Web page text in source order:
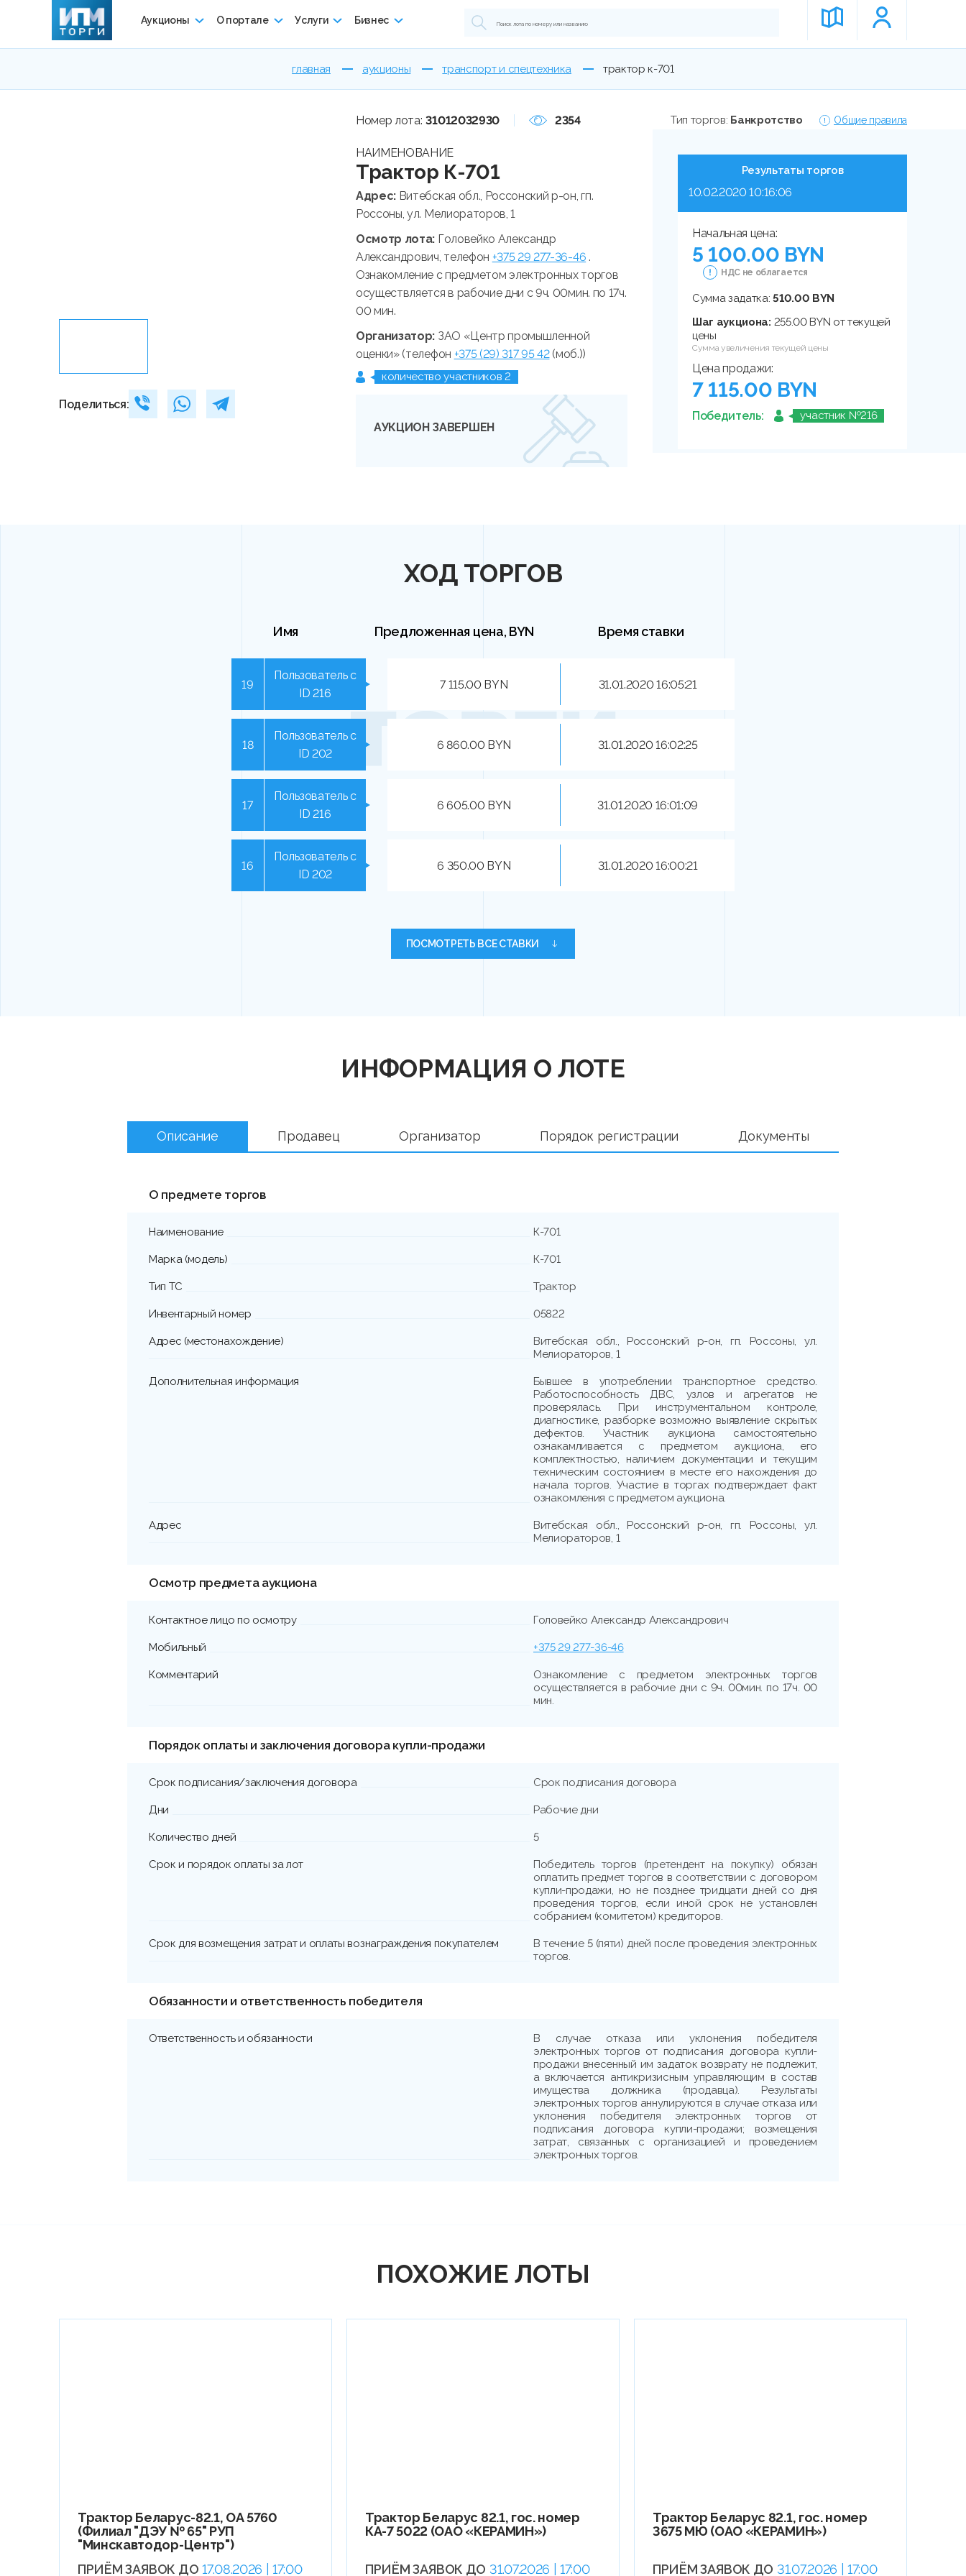
Аукционы О портале Услуги Бизнес
главная аукционы транспорт и спецтехника трактор к-701
Поделиться:
Номер лота: 31012032930 2354
НАИМЕНОВАНИЕ
Трактор К-701
Адрес: Витебская обл., Россонский р-он, гп.
Россоны, ул. Мелиораторов, 1
Осмотр лота: Головейко Александр
Александрович, телефон +375 29 277-36-46 .
Ознакомление с предметом электронных торгов
осуществляется в рабочие дни с 9ч. 00мин. по 17ч.
00 мин.
Организатор: ЗАО «Центр промышленной
оценки» (телефон +375 (29) 317 95 42(моб.))
количество участников 2
АУКЦИОН ЗАВЕРШЕН
Тип торгов: Банкротство Общие правила
Результаты торгов
10.02.2020 10:16:06
Начальная цена:
5 100.00 BYN
НДС не облагается
Сумма задатка:510.00 BYN
Шаг аукциона: 255.00 BYN от текущей
цены
Сумма увеличения текущей цены
Цена продажи:
7 115.00 BYN
Победитель: участник №216
ХОД ТОРГОВ
Имя Предложенная цена, BYN Время ставки
19
Пользователь с
ID 216
7 115.00 BYN 31.01.2020 16:05:21
18
Пользователь с
ID 202
6 860.00 BYN 31.01.2020 16:02:25
17
Пользователь с
ID 216
6 605.00 BYN 31.01.2020 16:01:09
16
Пользователь с
ID 202
6 350.00 BYN 31.01.2020 16:00:21
ПОСМОТРЕТЬ ВСЕ СТАВКИ
ИНФОРМАЦИЯ О ЛОТЕ
Описание Продавец Организатор Порядок регистрации Документы
О предмете торгов
Наименование К-701
Марка (модель) К-701
Тип ТС Трактор
Инвентарный номер 05822
Адрес (местонахождение)
Витебская обл., Россонский р-он, гп. Россоны, ул.
Мелиораторов, 1
Дополнительная информация
Бывшее в употреблении транспортное средство.
Работоспособность ДВС, узлов и агрегатов не
проверялась. При инструментальном контроле,
диагностике, разборке возможно выявление скрытых
дефектов. Участник аукциона самостоятельно
ознакамливается с предметом аукциона, его
комплектностью, наличием документации и текущим
техническим состоянием в месте его нахождения до
начала торгов. Участие в торгах подтверждает факт
ознакомления с предметом аукциона.
Адрес
Витебская обл., Россонский р-он, гп. Россоны, ул.
Мелиораторов, 1
Осмотр предмета аукциона
Контактное лицо по осмотру Головейко Александр Александрович
Мобильный +375 29 277-36-46
Комментарий
Ознакомление с предметом электронных торгов
осуществляется в рабочие дни с 9ч. 00мин. по 17ч. 00
мин.
Порядок оплаты и заключения договора купли-продажи
Срок подписания/заключения договора Срок подписания договора
Дни Рабочие дни
Количество дней 5
Срок и порядок оплаты за лот
Победитель торгов (претендент на покупку) обязан
оплатить предмет торгов в соответствии с договором
купли-продажи, но не позднее тридцати дней со дня
проведения торгов, если иной срок не установлен
собранием (комитетом) кредиторов.
Срок для возмещения затрат и оплаты вознаграждения покупателем
В течение 5 (пяти) дней после проведения электронных
торгов.
Обязанности и ответственность победителя
Ответственность и обязанности
В случае отказа или уклонения победителя
электронных торгов от подписания договора купли-
продажи внесенный им задаток возврату не подлежит,
а включается антикризисным управляющим в состав
имущества должника (продавца). Результаты
электронных торгов аннулируются в случае отказа или
уклонения победителя электронных торгов от
подписания договора купли-продажи; возмещения
затрат, связанных с организацией и проведением
электронных торгов.
ПОХОЖИЕ ЛОТЫ
Трактор Беларус-82.1, ОА 5760
(Филиал "ДЭУ № 65" РУП
"Минскавтодор-Центр")
ПРИЁМ ЗАЯВОК ДО 17.08.2026 | 17:00
Трактор Беларус 82.1, гос. номер
КА-7 5022 (ОАО «КЕРАМИН»)
ПРИЁМ ЗАЯВОК ДО 31.07.2026 | 17:00
Трактор Беларус 82.1, гос. номер
3675 МЮ (ОАО «КЕРАМИН»)
ПРИЁМ ЗАЯВОК ДО 31.07.2026 | 17:00